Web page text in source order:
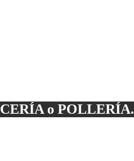
o POLLERÍA.